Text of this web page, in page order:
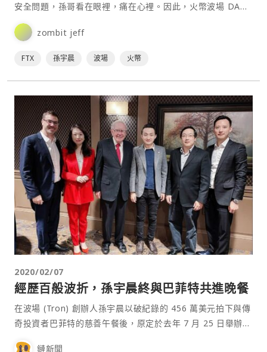
安全問題，孫哥看在眼裡，痛在心裡。因此，火幣波場 DAO
宣佈將永久 1：1 剛性承兌所有 FTX 平台內的波場系代幣，
包括：TRX、BTT、JST、SUN、HT。⋯
zombit jeff
FTX 孫宇晨 波場 火幣
2020/02/07
經歷百般波折，孫宇晨終與巴菲特共進晚餐
在波場 (Tron) 創辦人孫宇晨以破紀錄的 456 萬美元拍下與傳
奇投資者巴菲特的慈善午餐後，原定於去年 7 月 25 日舉辦卻
鏈新聞